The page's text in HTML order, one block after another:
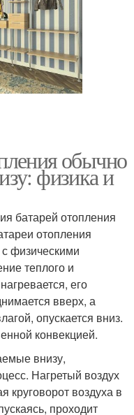
обычно
физика и
батарей отопления
отопления
физическими
теплого и
его
вверх, а
опускается вниз.
конвекцией.
внизу,
Нагретый воздух
круговорот воздуха в
проходит